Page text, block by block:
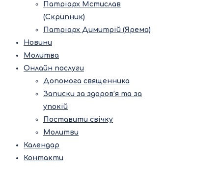
Патріарх Мстислав
(Скрипник)
Патріарх Димитрій (Ярема)
Новини
Молитва
Онлайн послуги
Допомога священника
Записки за здоров’я та за
упокій
Поставити свічку
Молитви
Календар
Контакти